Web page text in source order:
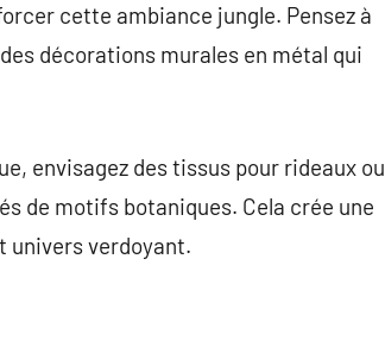
cette ambiance jungle. Pensez à
décorations murales en métal qui
envisagez des tissus pour rideaux ou
de motifs botaniques. Cela crée une
univers verdoyant.